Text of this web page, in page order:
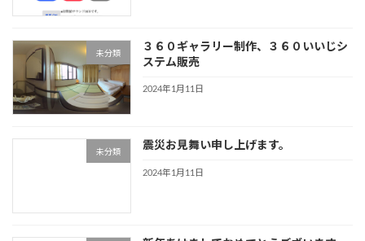
未分類
３６０ギャラリー制作、３６０いいじシ
ステム販売
2024年1月11日
未分類
震災お見舞い申し上げます。
2024年1月11日